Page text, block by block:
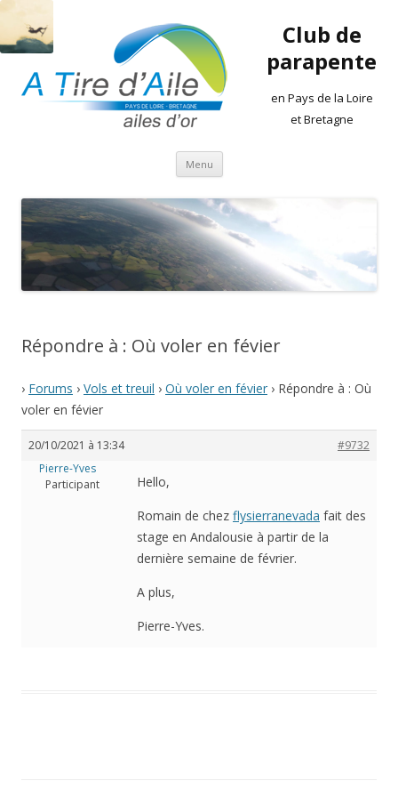
Club de
parapente
en Pays de la Loire
et Bretagne
Menu Aller
contenu
Répondre à : Où voler en févier
› Forums › Vols et treuil › Où voler en févier › Répondre à : Où
voler en févier
20/10/2021 à 13:34
#9732
Pierre-Yves
Participant
Hello,
Romain de chez flysierranevada fait des
stage en Andalousie à partir de la
dernière semaine de février.
A plus,
Pierre-Yves.